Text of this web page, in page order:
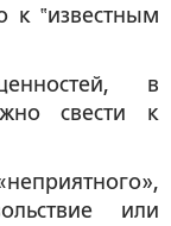
к ‟известным
в
свести к
или